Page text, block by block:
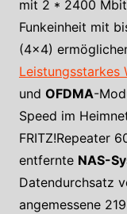
mit 2 * 2400
Funkeinheit mit
(4×4)
Leistungsstarkes
und OFDMA-
Speed im
FRITZ!Repeater
entfernte NAS-
Datendurchsatz
angemessene